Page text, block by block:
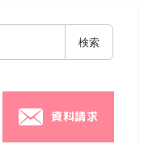
検索
資料請求